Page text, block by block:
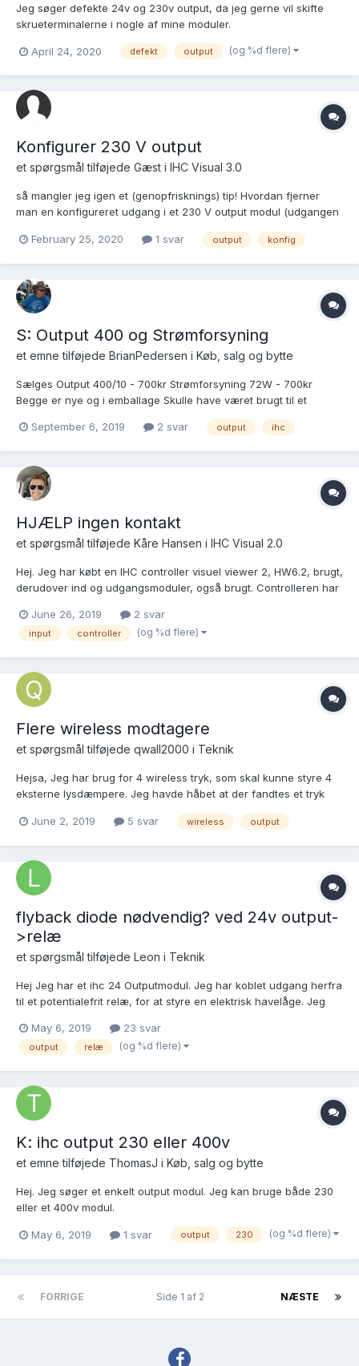
Jeg søger defekte 24v og 230v output, da jeg gerne vil skifte
skrueterminalerne i nogle af mine moduler.
April 24, 2020 defekt output (og %d flere)
Konfigurer 230 V output
et spørgsmål tilføjede Gæst i IHC Visual 3.0
så mangler jeg igen et (genopfrisknings) tip! Hvordan fjerner
man en konfigureret udgang i et 230 V output modul (udgangen
February 25, 2020
1 svar output konfig
S: Output 400 og Strømforsyning
et emne tilføjede BrianPedersen i Køb, salg og bytte
Sælges Output 400/10 - 700kr Strømforsyning 72W - 700kr
Begge er nye og i emballage Skulle have været brugt til et
September 6, 2019
2 svar output ihc
HJÆLP ingen kontakt
et spørgsmål tilføjede Kåre Hansen i IHC Visual 2.0
Hej. Jeg har købt en IHC controller visuel viewer 2, HW6.2, brugt,
derudover ind og udgangsmoduler, også brugt. Controlleren har
de numre ved datalinjerne etc. Derudover har jeg frotrådet en
"lil...
June 26, 2019 2 svar
input controller (og %d flere)
Flere wireless modtagere
et spørgsmål tilføjede qwall2000 i Teknik
Hejsa, Jeg har brug for 4 wireless tryk, som skal kunne styre 4
eksterne lysdæmpere. Jeg havde håbet at der fandtes et tryk
disse 4 tryk (lysdæmperene sidder i en tavle på loftet) - er det
June 2, 2019 5 svar wireless output
flyback diode nødvendig? ved 24v output-
>relæ
et spørgsmål tilføjede Leon i Teknik
Hej Jeg har et ihc 24 Outputmodul. Jeg har koblet udgang herfra
til et potentialefrit relæ, for at styre en elektrisk havelåge. Jeg
aktiverer havelågen. (1 sek. tryk) og så klarer havelågens
automatik resten. relæet er et...
May 6, 2019 23 svar
output relæ (og %d flere)
K: ihc output 230 eller 400v
et emne tilføjede ThomasJ i Køb, salg og bytte
Hej. Jeg søger et enkelt output modul. Jeg kan bruge både 230
eller et 400v modul.
May 6, 2019 1 svar output 230 (og %d flere)
FORRIGE NÆSTE
Side 1 af 2